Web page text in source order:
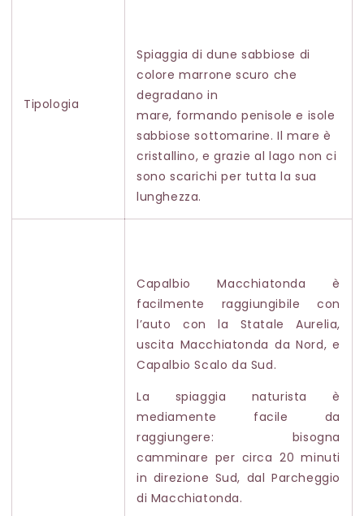
Tipologia
Spiaggia di dune sabbiose di
colore marrone scuro che
degradano in
mare, formando penisole e isole
sabbiose sottomarine. Il mare è
cristallino, e grazie al lago non ci
sono scarichi per tutta la sua
lunghezza.
Capalbio Macchiatonda è
facilmente raggiungibile con
l’auto con la Statale Aurelia,
uscita Macchiatonda da Nord, e
Capalbio Scalo da Sud.
La spiaggia naturista è
mediamente facile da
raggiungere: bisogna
camminare per circa 20 minuti
in direzione Sud, dal Parcheggio
di Macchiatonda.